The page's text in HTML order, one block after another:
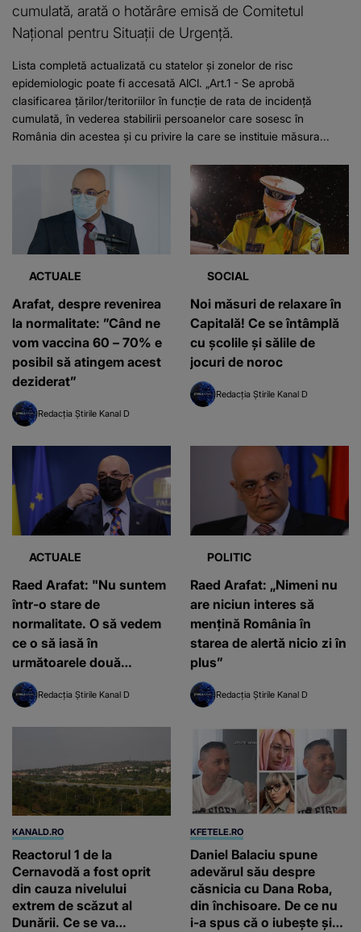
cumulată, arată o hotărâre emisă de Comitetul
Naţional pentru Situaţii de Urgenţă.
Lista completă actualizată cu statelor şi zonelor de risc
epidemiologic poate fi accesată AICI. „Art.1 - Se aprobă
clasificarea ţărilor/teritoriilor în funcţie de rata de incidenţă
cumulată, în vederea stabilirii persoanelor care sosesc în
România din acestea şi cu privire la care se instituie măsura...
ACTUALE
Arafat, despre revenirea
la normalitate: ”Când ne
vom vaccina 60 – 70% e
posibil să atingem acest
deziderat”
Redacția Știrile Kanal D
SOCIAL
Noi măsuri de relaxare în
Capitală! Ce se întâmplă
cu școlile și sălile de
jocuri de noroc
Redacția Știrile Kanal D
ACTUALE
Raed Arafat: "Nu suntem
într-o stare de
normalitate. O să vedem
ce o să iasă în
următoarele două
săptămâni"
Redacția Știrile Kanal D
POLITIC
Raed Arafat: „Nimeni nu
are niciun interes să
menţină România în
starea de alertă nicio zi în
plus”
Redacția Știrile Kanal D
KANALD.RO
Reactorul 1 de la
Cernavodă a fost oprit
din cauza nivelului
extrem de scăzut al
Dunării. Ce se va
KFETELE.RO
Daniel Balaciu spune
adevărul său despre
căsnicia cu Dana Roba,
din închisoare. De ce nu
i-a spus că o iubește și